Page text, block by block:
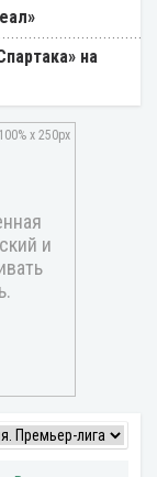
на